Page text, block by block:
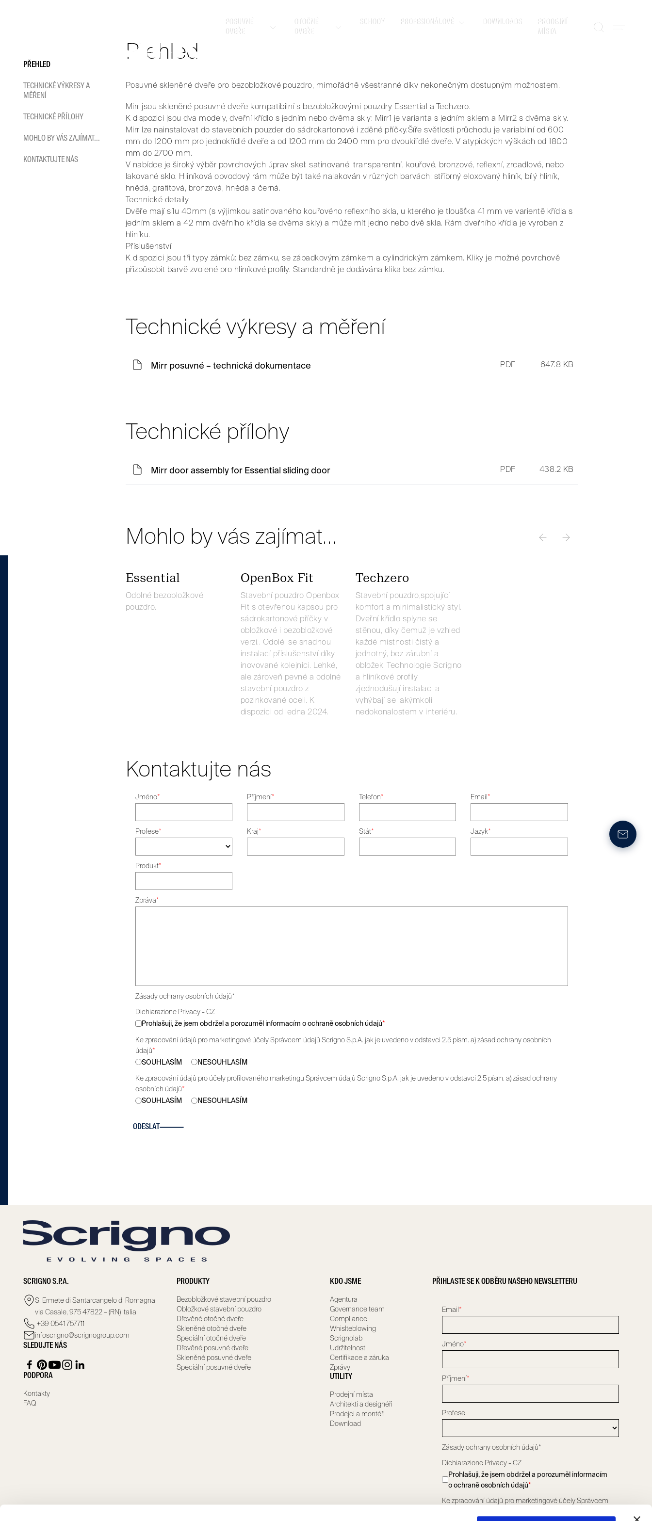
POSUVNÉ
DVEŘE
OTOČNÉ
DVEŘE
SCHODY PROFESIONÁLOVÉ DOWNLOADS
PRODEJNÍ
MÍSTA
tak, aby vytvořily dokonalou kombinaci síly a elegance, přechod mezi funkčností a technickou
kvalitou tak, abyste si mohli vychutnat skvělý pocit z interiéru vašeho domova. Prémiové řešení s
čistým designem, rafinované a minimalistické, mimořádně všestranné, neboť jsou dostupné v
PŘEHLED
TECHNICKÉ VÝKRESY A
MĚŘENÍ
TECHNICKÉ PŘÍLOHY
MOHLO BY VÁS ZAJÍMAT...
KONTAKTUJTE NÁS
Přehled
Posuvné skleněné dveře pro bezobložkové pouzdro, mimořádně všestranné díky nekonečným dostupným možnostem.
Mirr jsou skleněné posuvné dveře kompatibilní s bezobložkovými pouzdry Essential a Techzero.
K dispozici jsou dva modely, dveřní křídlo s jedním nebo dvěma skly: Mirr1 je varianta s jedním sklem a Mirr2 s dvěma skly.
Mirr lze nainstalovat do stavebních pouzder do sádrokartonové i zděné příčky.Šíře světlosti průchodu je variabilní od 600
mm do 1200 mm pro jednokřídlé dveře a od 1200 mm do 2400 mm pro dvoukřídlé dveře. V atypických výškách od 1800
mm do 2700 mm.
V nabídce je široký výběr povrchových úprav skel: satinované, transparentní, kouřové, bronzové, reflexní, zrcadlové, nebo
lakované sklo. Hliníková obvodový rám může být také nalakován v různých barvách: stříbrný eloxovaný hliník, bílý hliník,
hnědá, grafitová, bronzová, hnědá a černá.
Technické detaily
Dvěře mají sílu 40mm (s výjimkou satinovaného kouřového reflexního skla, u kterého je tloušťka 41 mm ve varientě křídla s
jedním sklem a 42 mm dvěřního křídla se dvěma skly) a může mít jedno nebo dvě skla. Rám dveřního křídla je vyroben z
hliníku.
Příslušenství
K dispozici jsou tři typy zámků: bez zámku, se západkovým zámkem a cylindrickým zámkem. Kliky je možné povrchově
přizpůsobit barvě zvolené pro hliníkové profily. Standardně je dodávána klika bez zámku.
Technické výkresy a měření
Mirr posuvné – technická dokumentace PDF 647.8 KB
Technické přílohy
Mirr door assembly for Essential sliding door PDF 438.2 KB
Mohlo by vás zajímat…
Essential
Odolné bezobložkové
pouzdro.
OpenBox Fit
Stavební pouzdro Openbox
Fit s otevřenou kapsou pro
sádrokartonové příčky v
obložkové i bezobložkové
verzi.. Odolé, se snadnou
instalací příslušenství díky
inovované kolejnici. Lehké,
ale zároveň pevné a odolné
stavební pouzdro z
pozinkované oceli. K
dispozici od ledna 2024.
Techzero
Stavební pouzdro,spojující
komfort a minimalistický styl.
Dveřní křídlo splyne se
stěnou, díky čemuž je vzhled
každé místnosti čistý a
jednotný, bez zárubní a
obložek. Technologie Scrigno
a hliníkové profily
zjednodušují instalaci a
vyhýbají se jakýmkoli
nedokonalostem v interiéru.
Kontaktujte nás
Jméno* Příjmení* Telefon* Email*
Profese* Kraj* Stát* Jazyk*
Produkt*
Zpráva*
Zásady ochrany osobních údajů*
Dichiarazione Privacy - CZ
Prohlašuji, že jsem obdržel a porozuměl informacím o ochraně osobních údajů*
Ke zpracování údajů pro marketingové účely Správcem údajů Scrigno S.p.A. jak je uvedeno v odstavci 2.5 písm. a) zásad ochrany osobních
údajů*
SOUHLASÍM
NESOUHLASÍM
Ke zpracování údajů pro účely profilovaného marketingu Správcem údajů Scrigno S.p.A. jak je uvedeno v odstavci 2.5 písm. a) zásad ochrany
osobních údajů*
SOUHLASÍM
NESOUHLASÍM
ODESLAT
SCRIGNO S.P.A.
S. Ermete di Santarcangelo di Romagna
via Casale, 975 47822 – (RN) Italia
+39 0541 757711
infoscrigno@scrignogroup.com
SLEDUJTE NÁS
PODPORA
Kontakty
FAQ
PRODUKTY
Bezobložkové stavební pouzdro
Obložkové stavební pouzdro
Dřevěné otočné dveře
Skleněné otočné dveře
Speciální otočné dveře
Dřevěné posuvné dveře
Skleněné posuvné dveře
Speciální posuvné dveře
KDO JSME
Agentura
Governance team
Compliance
Whislteblowing
Scrignolab
Udržitelnost
Certifikace a záruka
Zprávy
UTILITY
Prodejní místa
Architekti a designéři
Prodejci a montéři
Download
PŘIHLASTE SE K ODBĚRU NAŠEHO NEWSLETTERU
Email*
Jméno*
Příjmení*
Profese
Zásady ochrany osobních údajů*
Dichiarazione Privacy - CZ
Prohlašuji, že jsem obdržel a porozuměl informacím
o ochraně osobních údajů*
Ke zpracování údajů pro marketingové účely Správcem